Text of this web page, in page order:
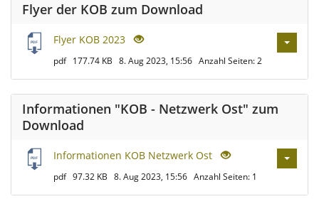
Flyer der KOB zum Download
Flyer KOB 2023
pdf 177.74 KB 8. Aug 2023, 15:56 Anzahl Seiten: 2
Informationen "KOB - Netzwerk Ost" zum
Download
Informationen KOB Netzwerk Ost
pdf 97.32 KB 8. Aug 2023, 15:56 Anzahl Seiten: 1